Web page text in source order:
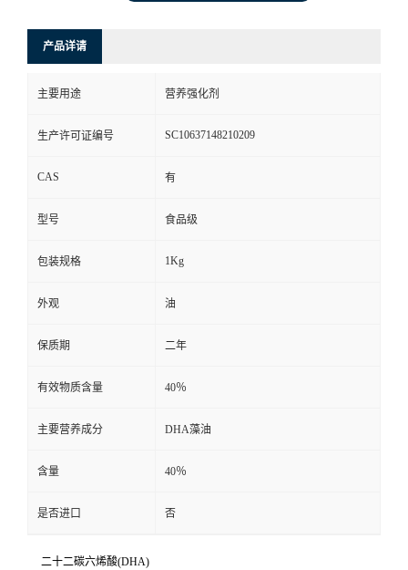
产品详请
主要用途 营养强化剂
生产许可证编号 SC10637148210209
CAS 有
型号 食品级
包装规格 1Kg
外观 油
保质期 二年
有效物质含量 40％
主要营养成分 DHA藻油
含量 40％
是否进口 否
二十二碳六烯酸(DHA)